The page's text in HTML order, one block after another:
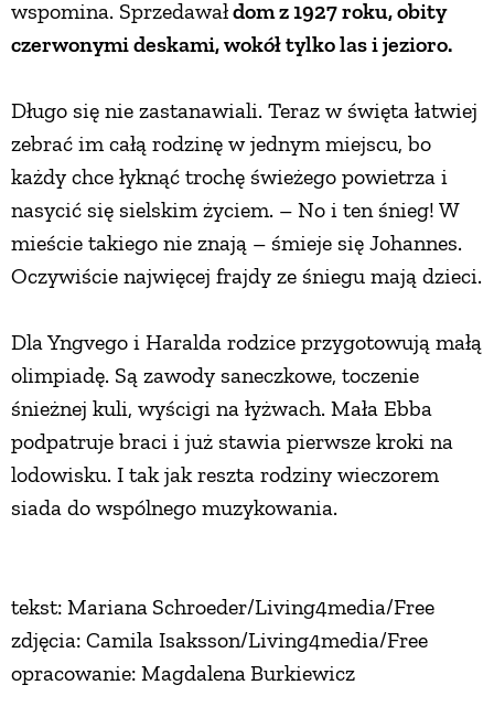
wspomina. Sprzedawałdom z 1927 roku, obity
czerwonymi deskami, wokół tylko las i jezioro.
Długo się nie zastanawiali. Teraz w święta łatwiej
zebrać im całą rodzinę w jednym miejscu, bo
każdy chce łyknąć trochę świeżego powietrza i
nasycić się sielskim życiem. – No i ten śnieg! W
mieście takiego nie znają – śmieje się Johannes.
Oczywiście najwięcej frajdy ze śniegu mają dzieci.
Dla Yngvego i Haralda rodzice przygotowują małą
olimpiadę. Są zawody saneczkowe, toczenie
śnieżnej kuli, wyścigi na łyżwach. Mała Ebba
podpatruje braci i już stawia pierwsze kroki na
lodowisku. I tak jak reszta rodziny wieczorem
siada do wspólnego muzykowania.
tekst: Mariana Schroeder/Living4media/Free
zdjęcia: Camila Isaksson/Living4media/Free
opracowanie: Magdalena Burkiewicz